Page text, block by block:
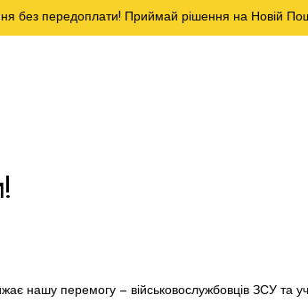
без передоплати! Приймай рішення на Новій
нашу перемогу — військовослужбовців ЗСУ та